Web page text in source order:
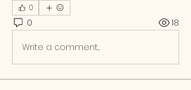
0
0 18
Write a comment...